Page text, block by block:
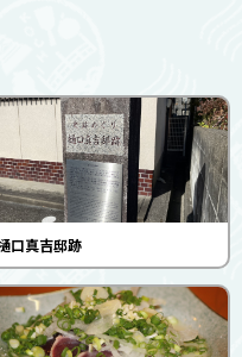
口真吉邸跡